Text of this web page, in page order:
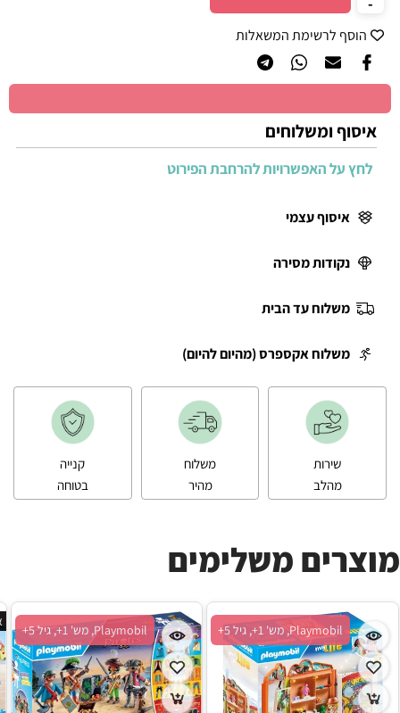
הוסף לרשימת המשאלות
איסוף ומשלוחים
לחץ על האפשרויות להרחבת הפירוט
איסוף עצמי
נקודות מסירה
משלוח עד הבית
משלוח אקספרס (מהיום להיום)
שירות
מהלב
משלוח
מהיר
קנייה
בטוחה
מוצרים משלימים
Playmobil, מש' 1+, גיל 5+ Playmobil, מש' 1+, גיל 5+